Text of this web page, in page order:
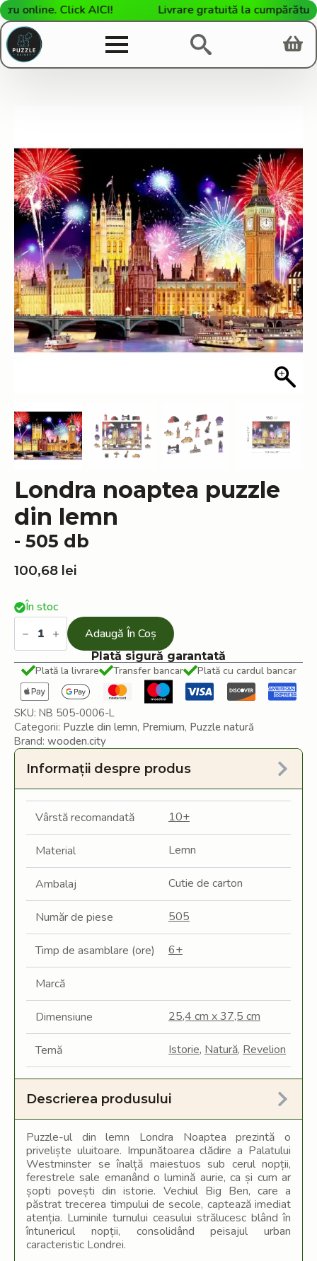
Click AICI! Livrare gratuită la cumpărături
Londra noaptea puzzle
din lemn
- 505 db
100,68 lei
În stoc
Cantitate
Londra
puzzle
din
lemn
Adaugă În Coș
Plată sigură garantată
Plată la livrare
Transfer bancar Plată cu cardul bancar
SKU: NB 505-0006-L
Categorii: Puzzle din lemn, Premium, Puzzle natură
Brand: wooden.city
Informații despre produs
Vârstă recomandată 10+
Material Lemn
Ambalaj Cutie de carton
Număr de piese 505
Timp de asamblare (ore) 6+
Marcă
Dimensiune 25,4 cm x 37,5 cm
Temă Istorie, Natură, Revelion
Descrierea produsului
Puzzle-ul din lemn Londra Noaptea prezintă o
priveliște uluitoare. Impunătoarea clădire a Palatului
Westminster se înalță maiestuos sub cerul nopții,
ferestrele sale emanând o lumină aurie, ca și cum ar
șopti povești din istorie. Vechiul Big Ben, care a
păstrat trecerea timpului de secole, captează imediat
atenția. Luminile turnului ceasului strălucesc blând în
întunericul nopții, consolidând peisajul urban
caracteristic Londrei.